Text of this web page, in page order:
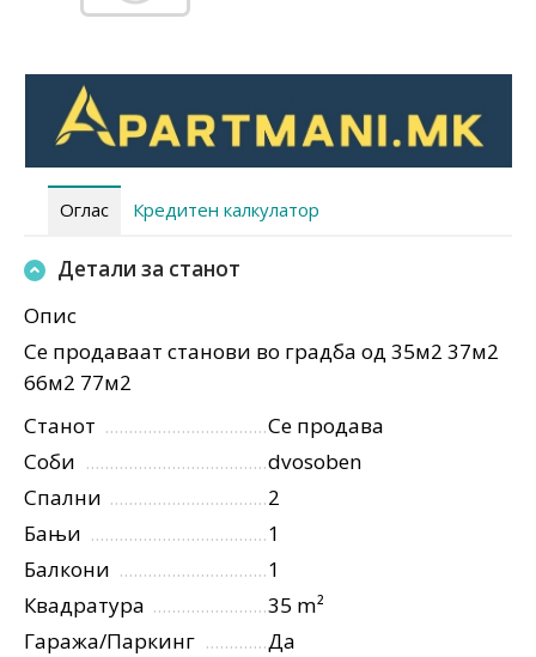
Оглас Кредитен калкулатор
Детали за станот
Опис
Се продаваат станови во градба од 35м2 37м2
66м2 77м2
Станот
Се продава
Соби
dvosoben
Спални
2
Бањи
1
Балкони
1
Квадратура
35 m²
Гаража/Паркинг
Да